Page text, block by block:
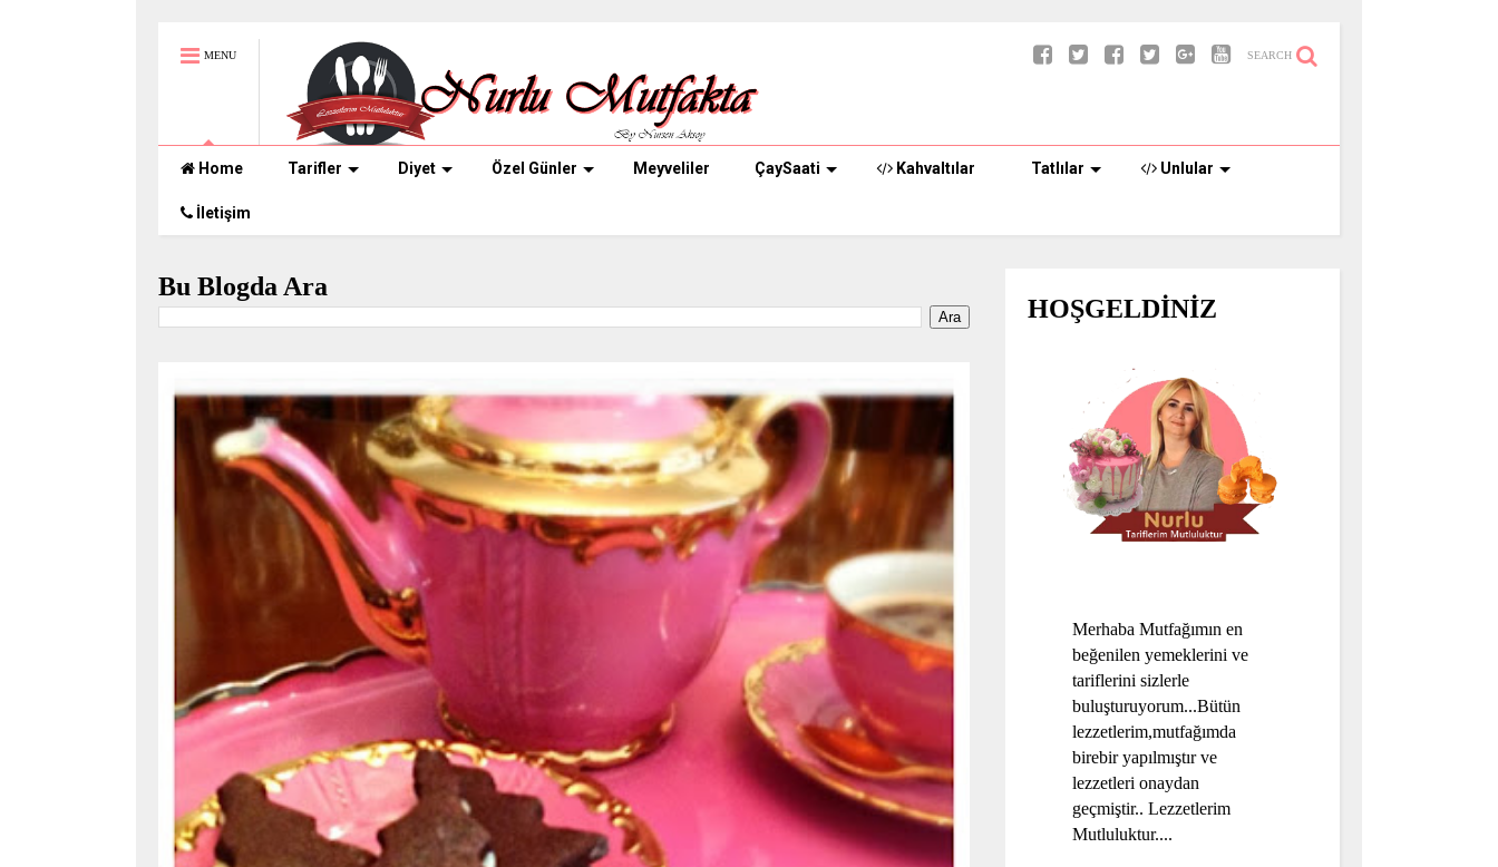
MENU SEARCH
Home Tarifler Diyet Özel Günler Meyveliler ÇaySaati Kahvaltılar Tatlılar Unlular
İletişim
Bu Blogda Ara
HOŞGELDİNİZ
Merhaba Mutfağımın en
beğenilen yemeklerini ve
tariflerini sizlerle
buluşturuyorum...Bütün
lezzetlerim,mutfağımda
birebir yapılmıştır ve
lezzetleri onaydan
geçmiştir.. Lezzetlerim
Mutluluktur....